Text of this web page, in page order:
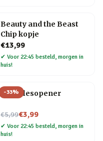
Beauty and the Beast
Chip kopje
€13,99
✔ Voor 22:45 besteld, morgen in
huis!
-33%
Fiets flesopener
€5,99
Nu voor€3,99
✔ Voor 22:45 besteld, morgen in
huis!